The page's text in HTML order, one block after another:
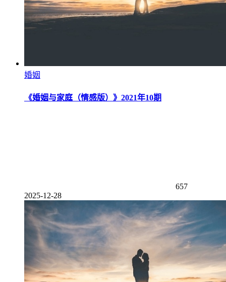
婚姻
《婚姻与家庭（情感版）》2021年10期
657
2025-12-28